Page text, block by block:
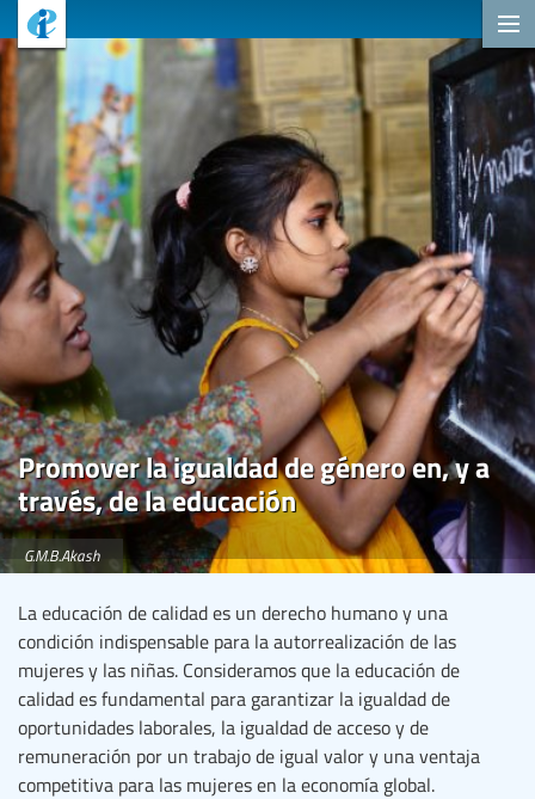
G.M.B.Akash
Promover la igualdad de género en, y a
través, de la educación
La educación de calidad es un derecho humano y una
condición indispensable para la autorrealización de las
mujeres y las niñas. Consideramos que la educación de
calidad es fundamental para garantizar la igualdad de
oportunidades laborales, la igualdad de acceso y de
remuneración por un trabajo de igual valor y una ventaja
competitiva para las mujeres en la economía global.